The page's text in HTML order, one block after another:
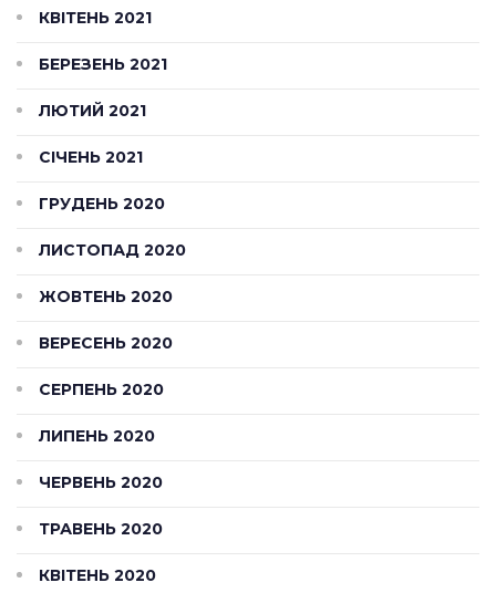
КВІТЕНЬ 2021
БЕРЕЗЕНЬ 2021
ЛЮТИЙ 2021
СІЧЕНЬ 2021
ГРУДЕНЬ 2020
ЛИСТОПАД 2020
ЖОВТЕНЬ 2020
ВЕРЕСЕНЬ 2020
СЕРПЕНЬ 2020
ЛИПЕНЬ 2020
ЧЕРВЕНЬ 2020
ТРАВЕНЬ 2020
КВІТЕНЬ 2020